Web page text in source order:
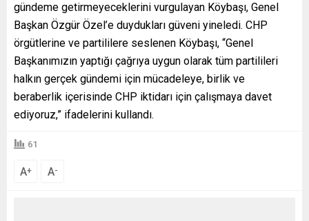
gündeme getirmeyeceklerini vurgulayan Köybaşı, Genel
Başkan Özgür Özel’e duydukları güveni yineledi. CHP
örgütlerine ve partililere seslenen Köybaşı, “Genel
Başkanımızın yaptığı çağrıya uygun olarak tüm partilileri
halkın gerçek gündemi için mücadeleye, birlik ve
beraberlik içerisinde CHP iktidarı için çalışmaya davet
ediyoruz,” ifadelerini kullandı.
61
A+ A-